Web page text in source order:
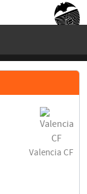
Valencia CF